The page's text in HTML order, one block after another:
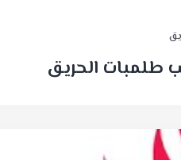
طلمبات الحريق